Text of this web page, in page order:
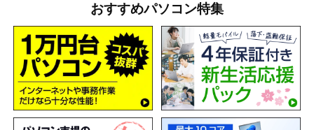
おすすめパソコン特集